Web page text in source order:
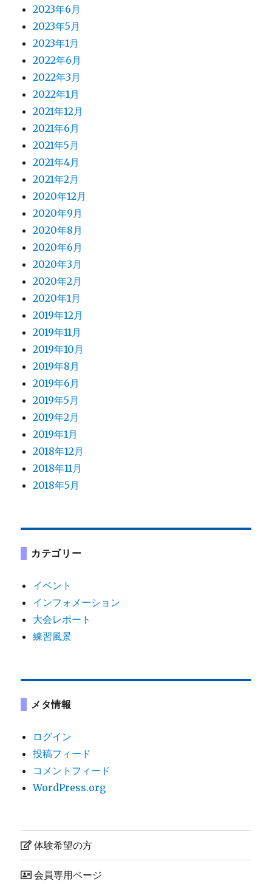
2023年6月
2023年5月
2023年1月
2022年6月
2022年3月
2022年1月
2021年12月
2021年6月
2021年5月
2021年4月
2021年2月
2020年12月
2020年9月
2020年8月
2020年6月
2020年3月
2020年2月
2020年1月
2019年12月
2019年11月
2019年10月
2019年8月
2019年6月
2019年5月
2019年2月
2019年1月
2018年12月
2018年11月
2018年5月
カテゴリー
イベント
インフォメーション
大会レポート
練習風景
メタ情報
ログイン
投稿フィード
コメントフィード
WordPress.org
体験希望の方
会員専用ページ